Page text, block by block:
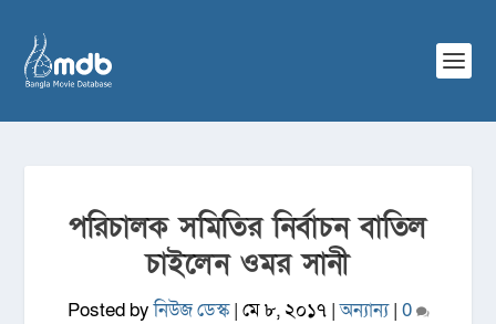
পরিচালক সমিতির নির্বাচন বাতিল
চাইলেন ওমর সানী
Posted byনিউজ ডেস্ক| মে ৮, ২০১৭|অন্যান্য| 0